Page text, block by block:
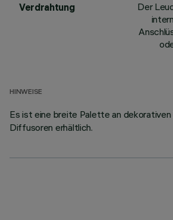
Verdrahtung
Der
HINWEISE
Es ist eine breite Palette an
Diffusoren erhältlich.